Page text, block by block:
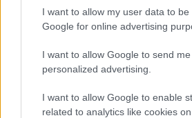
I want to allow my user data to be
Google for online advertising
I want to allow Google to send me
personalized advertising.
I want to allow Google to enable
related to analytics like cookies
gsplus.hu
Chris Evans,
a Hangya is
filmeseknek
díjakra
gsplus.hu | 2024.01.22